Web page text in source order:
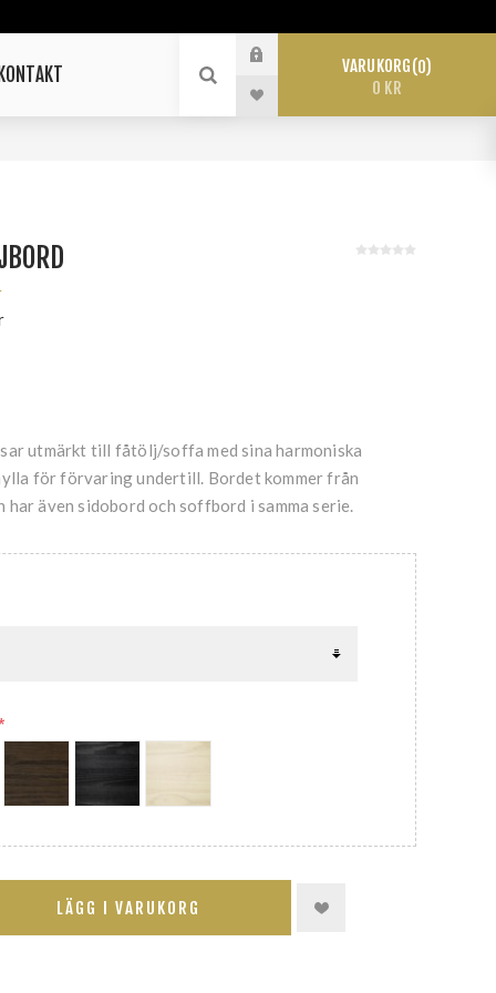
KONTAKT VARUKORG 0
0 KR
utmärkt till fåtölj/soffa med sina harmoniska
för förvaring undertill. Bordet kommer från
har även sidobord och soffbord i samma serie.
LÄGG I VARUKORG